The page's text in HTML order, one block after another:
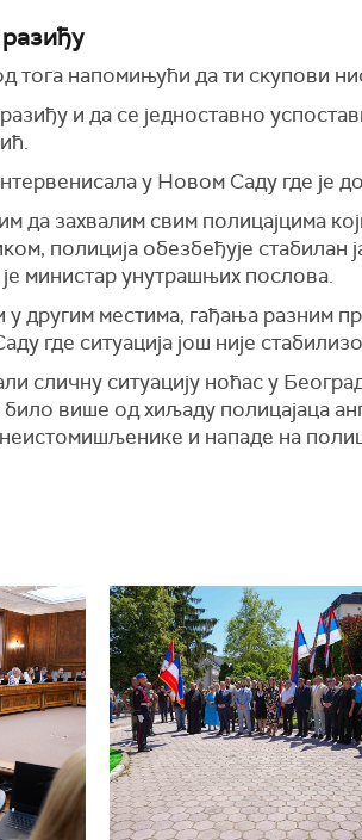
тога напомињући да ти скупови
и да се једноставно
у Новом Саду где је
да захвалим свим полицајцима
полиција обезбеђује
министар унутрашњих послова.
у другим местима, гађања разним
где ситуација још није
сличну ситуацију ноћас у
било више од хиљаду полицајаца
и нападе на